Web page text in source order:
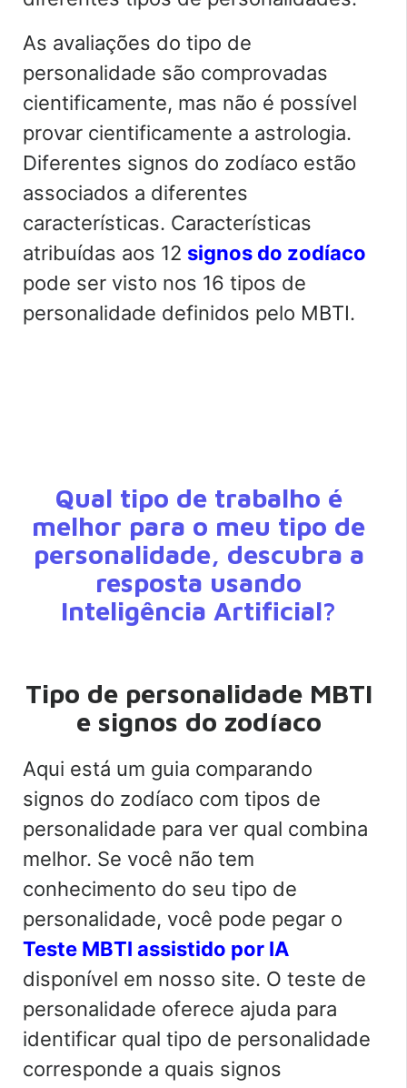
As avaliações do tipo de
personalidade são comprovadas
cientificamente, mas não é possível
provar cientificamente a astrologia.
Diferentes signos do zodíaco estão
associados a diferentes
características. Características
atribuídas aos 12 signos do zodíaco
pode ser visto nos 16 tipos de
personalidade definidos pelo MBTI.
Qual tipo de trabalho é
melhor para o meu tipo de
personalidade, descubra a
resposta usando
Inteligência Artificial?
Tipo de personalidade MBTI
e signos do zodíaco
Aqui está um guia comparando
signos do zodíaco com tipos de
personalidade para ver qual combina
melhor. Se você não tem
conhecimento do seu tipo de
personalidade, você pode pegar o
Teste MBTI assistido por IA
disponível em nosso site. O teste de
personalidade oferece ajuda para
identificar qual tipo de personalidade
corresponde a quais signos